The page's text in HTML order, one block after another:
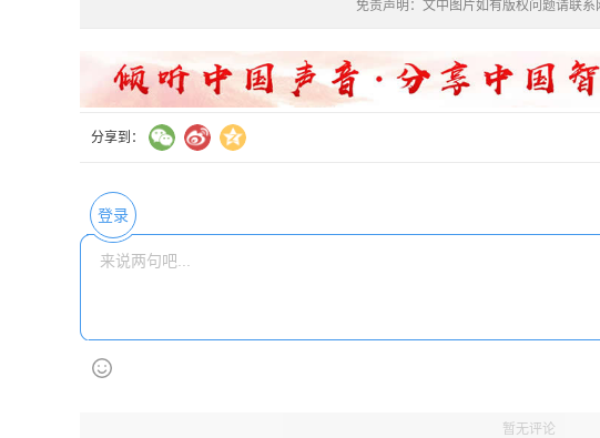
免责声明：文中图片如有版权问题请联系
分享到：
登录
暂无评论